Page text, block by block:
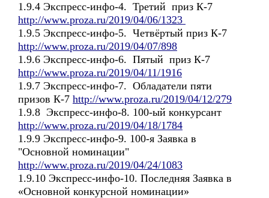
1.9.4 Экспресс-инфо-4. Третий приз К-7
http://www.proza.ru/2019/04/06/1323
1.9.5 Экспресс-инфо-5. Четвёртый приз К-7
http://www.proza.ru/2019/04/07/898
1.9.6 Экспресс-инфо-6. Пятый приз К-7
http://www.proza.ru/2019/04/11/1916
1.9.7 Экспресс-инфо-7. Обладатели пяти
призов К-7 http://www.proza.ru/2019/04/12/279
1.9.8 Экспресс-инфо-8. 100-ый конкурсант
http://www.proza.ru/2019/04/18/1784
1.9.9 Экспресс-инфо-9. 100-я Заявка в
"Основной номинации"
http://www.proza.ru/2019/04/24/1083
1.9.10 Экспресс-инфо-10. Последняя Заявка в
«Основной конкурсной номинации»